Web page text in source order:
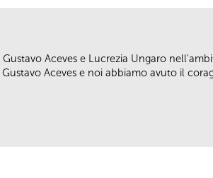
Aceves e Lucrezia Ungaro
Aceves e noi abbiamo avuto il